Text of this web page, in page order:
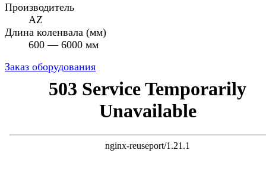
Производитель
AZ
Длина коленвала (мм)
600 — 6000 мм
Заказ оборудования